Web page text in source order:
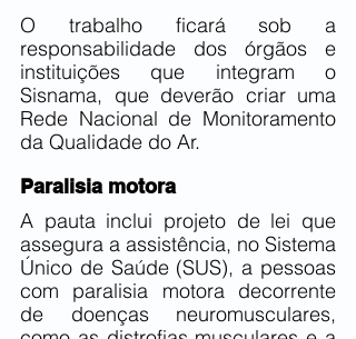
O trabalho ficará sob a
responsabilidade dos órgãos e
instituições que integram o
Sisnama, que deverão criar uma
Rede Nacional de Monitoramento
da Qualidade do Ar.
Paralisia motora
A pauta inclui projeto de lei que
assegura a assistência, no Sistema
Único de Saúde (SUS), a pessoas
com paralisia motora decorrente
de doenças neuromusculares,